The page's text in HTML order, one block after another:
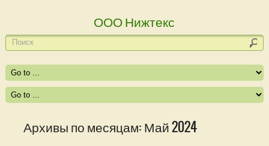
ООО Нижтекс
Архивы по месяцам: Май 2024